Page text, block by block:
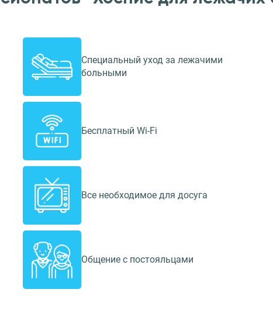
Специальный уход за лежачими
больными
Бесплатный Wi-Fi
Все необходимое для досуга
Общение с постояльцами